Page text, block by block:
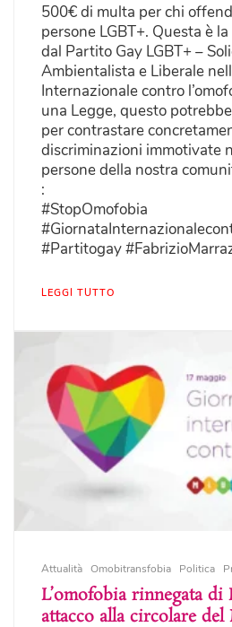
500€ di multa per chi
persone LGBT+. Questa è
dal Partito Gay LGBT+ –
Ambientalista e Liberale
Internazionale contro
una Legge, questo
per contrastare
discriminazioni immotivate
persone della nostra
:
#StopOmofobia
#Partitogay
LEGGI TUTTO
Attualità Omobitransfobia Politica
L’omofobia rinnegata di
attacco alla circolare